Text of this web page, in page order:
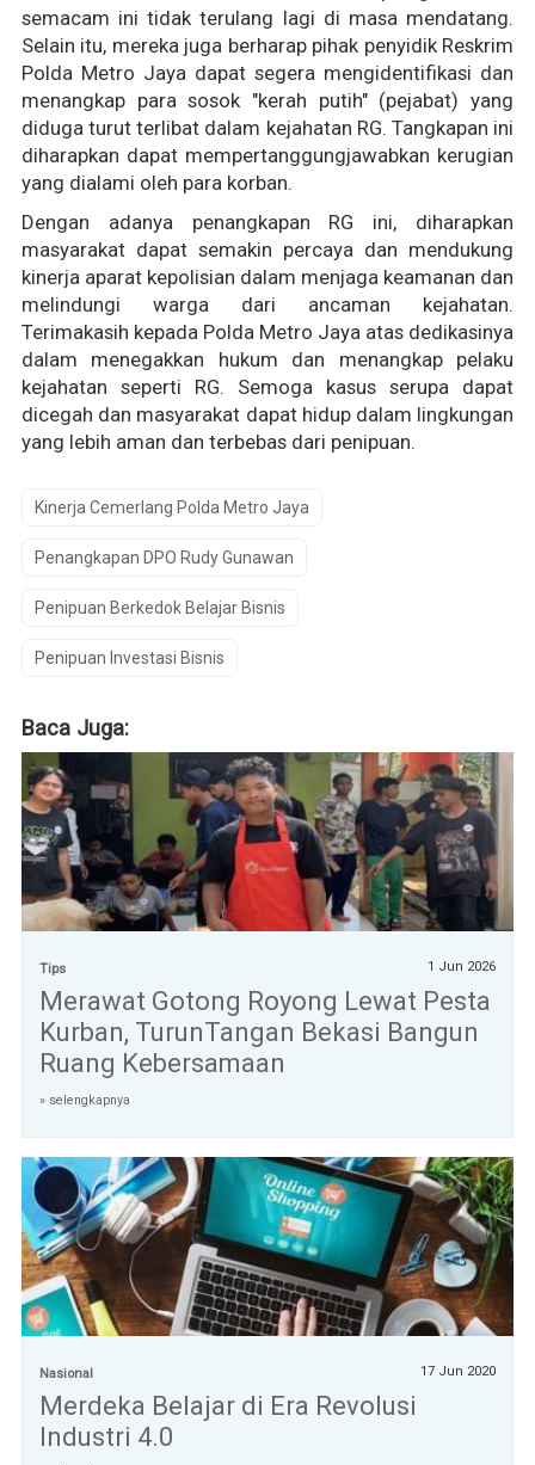
semacam ini tidak terulang lagi di masa mendatang.
Selain itu, mereka juga berharap pihak penyidik Reskrim
Polda Metro Jaya dapat segera mengidentifikasi dan
menangkap para sosok "kerah putih" (pejabat) yang
diduga turut terlibat dalam kejahatan RG. Tangkapan ini
diharapkan dapat mempertanggungjawabkan kerugian
yang dialami oleh para korban.
Dengan adanya penangkapan RG ini, diharapkan
masyarakat dapat semakin percaya dan mendukung
kinerja aparat kepolisian dalam menjaga keamanan dan
melindungi warga dari ancaman kejahatan.
Terimakasih kepada Polda Metro Jaya atas dedikasinya
dalam menegakkan hukum dan menangkap pelaku
kejahatan seperti RG. Semoga kasus serupa dapat
dicegah dan masyarakat dapat hidup dalam lingkungan
yang lebih aman dan terbebas dari penipuan.
Kinerja Cemerlang Polda Metro Jaya
Penangkapan DPO Rudy Gunawan
Penipuan Berkedok Belajar Bisnis
Penipuan Investasi Bisnis
Baca Juga:
Tips 1 Jun 2026
Merawat Gotong Royong Lewat Pesta
Kurban, TurunTangan Bekasi Bangun
Ruang Kebersamaan
» selengkapnya
Nasional 17 Jun 2020
Merdeka Belajar di Era Revolusi
Industri 4.0